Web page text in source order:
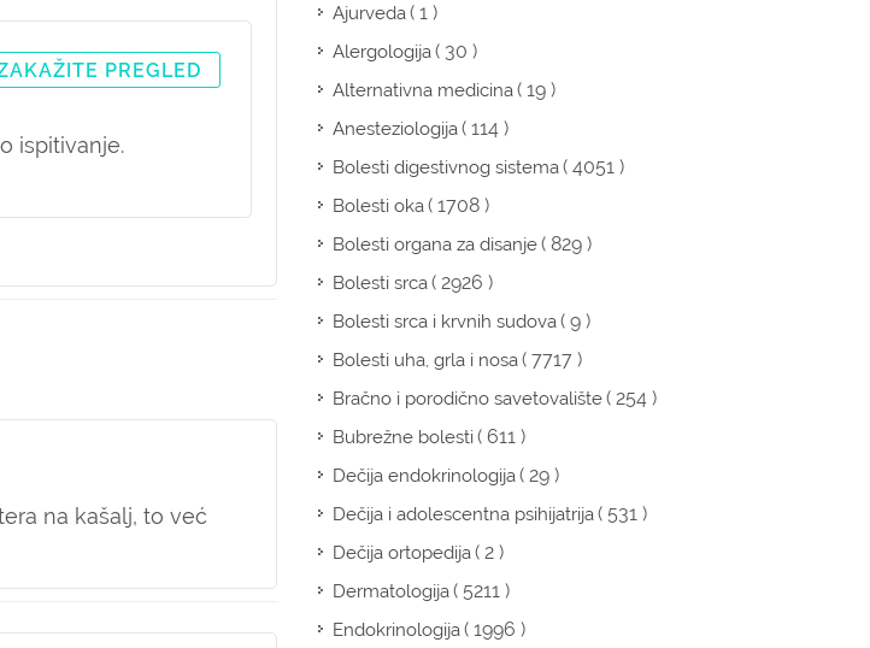
PREGLED
ispitivanje.
na kašalj, to već
Ajurveda( 1 )
Alergologija( 30 )
Alternativna medicina( 19 )
Anesteziologija( 114 )
Bolesti digestivnog sistema( 4051 )
Bolesti oka( 1708 )
Bolesti organa za disanje( 829 )
Bolesti srca( 2926 )
Bolesti srca i krvnih sudova( 9 )
Bolesti uha, grla i nosa( 7717 )
Bračno i porodično savetovalište( 254 )
Bubrežne bolesti( 611 )
Dečija endokrinologija( 29 )
Dečija i adolescentna psihijatrija( 531 )
Dečija ortopedija( 2 )
Dermatologija( 5211 )
Endokrinologija( 1996 )